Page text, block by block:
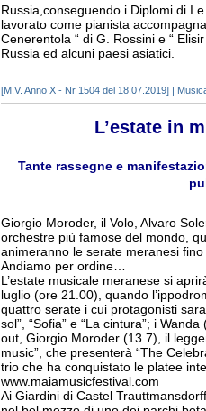
Russia,conseguendo i Diplomi di I
lavorato come pianista
Cenerentola “ di G. Rossini e “
Russia ed alcuni paesi asiatici.
[M.V. Anno X - Nr 1504 del 18.07.2019] |
L’estate in
Tante rassegne e
Giorgio Moroder, il Volo, Alvaro
orchestre più famose del mondo,
animeranno le serate meranesi
Andiamo per ordine…
L’estate musicale meranese si
luglio (ore 21.00), quando
quattro serate i cui protagonisti
sol”, “Sofia” e “La cintura”; i
out, Giorgio Moroder (13.7), il
music”, che presenterà “The
trio che ha conquistato le platee
www.maiamusicfestival.com
Ai Giardini di Castel